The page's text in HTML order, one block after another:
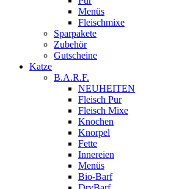
Menüs
Fleischmixe
Sparpakete
Zubehör
Gutscheine
Katze
B.A.R.F.
NEUHEITEN
Fleisch Pur
Fleisch Mixe
Knochen
Knorpel
Fette
Innereien
Menüs
Bio-Barf